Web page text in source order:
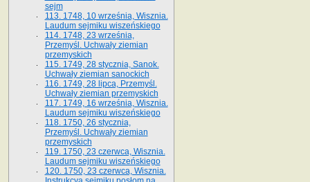
sejm
113. 1748, 10 września, Wisznia.
Laudum sejmiku wiszeńskiego
114. 1748, 23 września,
Przemyśl. Uchwały ziemian
przemyskich
115. 1749, 28 stycznia, Sanok.
Uchwały ziemian sanockich
116. 1749, 28 lipca, Przemyśl.
Uchwały ziemian przemyskich
117. 1749, 16 września, Wisznia.
Laudum sejmiku wiszeńskiego
118. 1750, 26 stycznia,
Przemyśl. Uchwały ziemian
przemyskich
119. 1750, 23 czerwca, Wisznia.
Laudum sejmiku wiszeńskiego
120. 1750, 23 czerwca, Wisznia.